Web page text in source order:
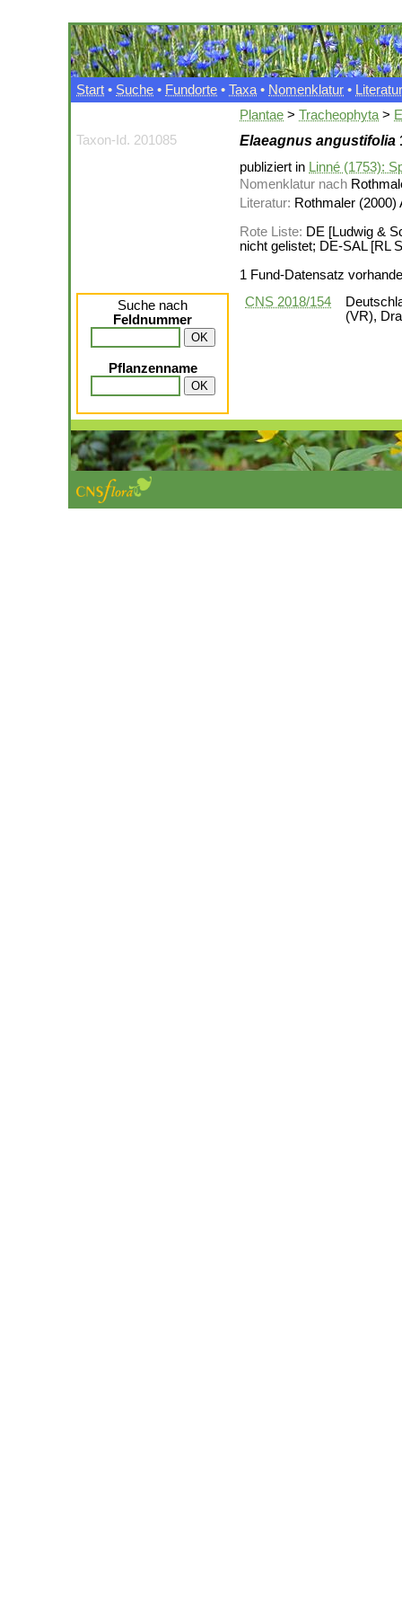
Start • Suche • Fundorte • Taxa • Nomenklatur • Literatur
Plantae > Tracheophyta >
Taxon-Id. 201085
Elaeagnus angustifolia
publiziert in Linné (1753):
Nomenklatur nach
Literatur: Rothmaler
Rote Liste: DE [Ludwig &
nicht gelistet; DE-SAL [RL
1 Fund-Datensatz
Suche nach
Feldnummer
Pflanzenname
CNS 2018/154
(VR),